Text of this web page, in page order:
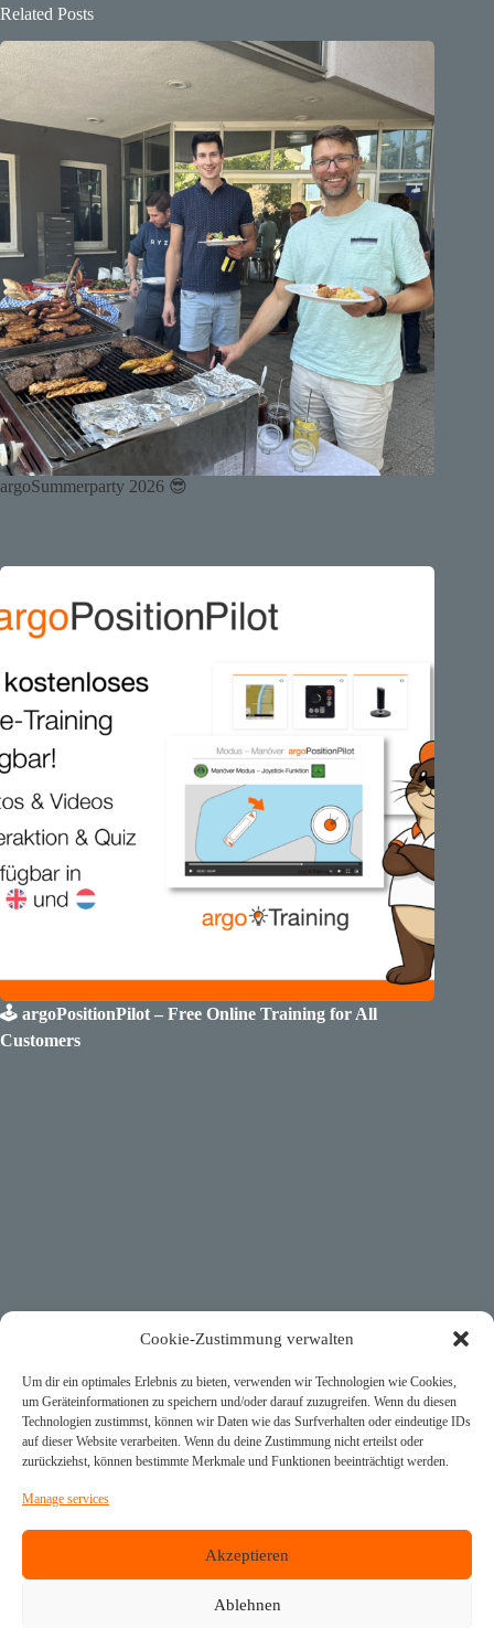
Cookie-Zustimmung verwalten
Um dir ein optimales Erlebnis zu bieten, verwenden wir Technologien wie Cookies,
um Geräteinformationen zu speichern und/oder darauf zuzugreifen. Wenn du diesen
Technologien zustimmst, können wir Daten wie das Surfverhalten oder eindeutige IDs
auf dieser Website verarbeiten. Wenn du deine Zustimmung nicht erteilst oder
zurückziehst, können bestimmte Merkmale und Funktionen beeinträchtigt werden.
Manage services
Akzeptieren
Ablehnen
Related Posts
argoSummerparty 2026 😎
🕹️ argoPositionPilot – Free Online Training for All
Customers
Cutting-Edge Control Engineering for Inland Navigation